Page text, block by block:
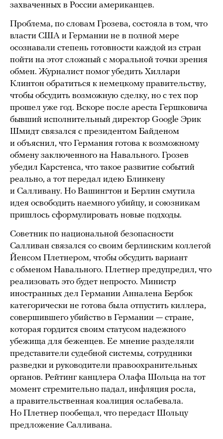
захваченных в России американцев.
Проблема, по словам Грозева, состояла в том, что
власти США и Германии не в полной мере
осознавали степень готовности каждой из стран
пойти на этот сложный с моральной точки зрения
обмен. Журналист помог убедить Хиллари
Клинтон обратиться к немецкому правительству,
чтобы обсудить возможную сделку, но с тех пор
прошел уже год. Вскоре после ареста Гершковича
бывший исполнительный директор Google Эрик
Шмидт связался с президентом Байденом
и объяснил, что Германия готова к возможному
обмену заключенного на Навального. Грозев
убедил Карстенса, что такое развитие событий
реально, а тот передал идею Блинкену
и Салливану. Но Вашингтон и Берлин смутила
идея освободить наемного убийцу, и союзникам
пришлось сформулировать новые подходы.
Советник по национальной безопасности
Салливан связался со своим берлинским коллегой
Йенсом Плетнером, чтобы обсудить вариант
с обменом Навального. Плетнер предупредил, что
реализовать это будет непросто. Министр
иностранных дел Германии Анналена Бербок
категорически не готова была отпустить киллера,
совершившего убийство в Германии — стране,
которая гордится своим статусом надежного
убежища для беженцев. Ее мнение разделяли
представители судебной системы, сотрудники
разведки и руководители правоохранительных
органов. Рейтинг канцлера Олафа Шольца на тот
момент стремительно падал, инфляция росла,
а правительственная коалиция ослабевала.
Но Плетнер пообещал, что передаст Шольцу
предложение Салливана.